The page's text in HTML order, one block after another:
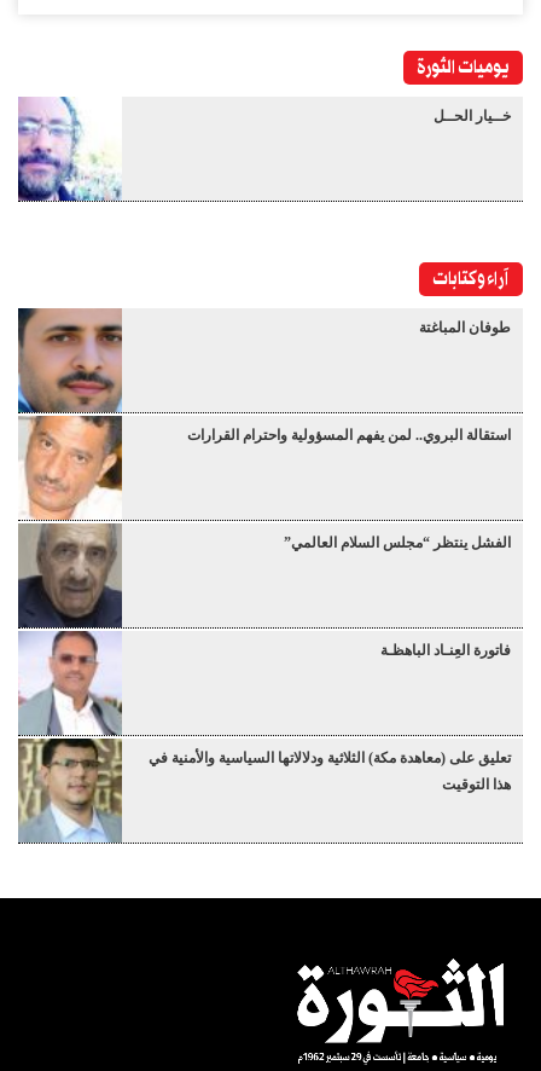
يوميات الثورة
خــيار الحــل
آراء وكتابات
طوفان المباغتة
استقالة البروي.. لمن يفهم المسؤولية واحترام القرارات
الفشل ينتظر “مجلس السلام العالمي”
فاتورة العِنـاد الباهظـة
تعليق على (معاهدة مكة) الثلاثية ودلالاتها السياسية والأمنية في
هذا التوقيت